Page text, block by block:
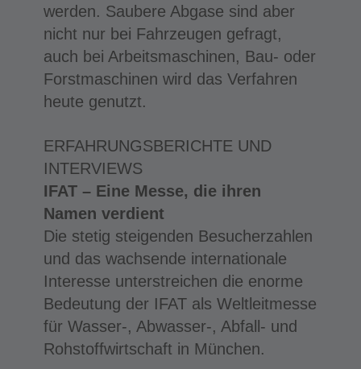
werden. Saubere Abgase sind aber
nicht nur bei Fahrzeugen gefragt,
auch bei Arbeitsmaschinen, Bau- oder
Forstmaschinen wird das Verfahren
heute genutzt.
ERFAHRUNGSBERICHTE UND
INTERVIEWS
IFAT – Eine Messe, die ihren
Namen verdient
Die stetig steigenden Besucherzahlen
und das wachsende internationale
Interesse unterstreichen die enorme
Bedeutung der IFAT als Weltleitmesse
für Wasser-, Abwasser-, Abfall- und
Rohstoffwirtschaft in München.